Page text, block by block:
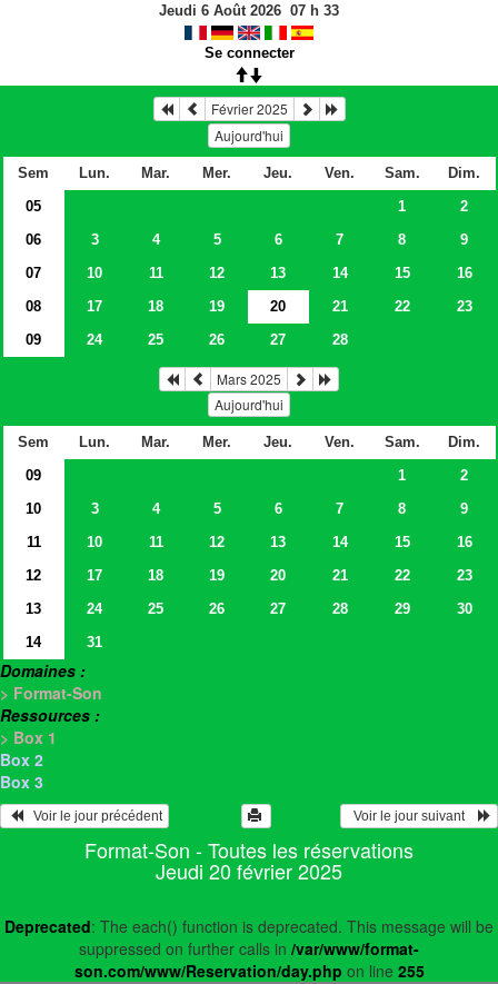
Jeudi 6 Août 2026 07 h 33
Se connecter
Février 2025
Aujourd'hui
Sem Lun. Mar. Mer. Jeu. Ven. Sam.
Dim.
05
1
2
06
3 4 5 6 7 8
9
07
10 11 12 13 14 15
16
08
17 18 19 20 21 22
23
09
24 25 26 27 28
Mars 2025
Aujourd'hui
Sem Lun. Mar. Mer. Jeu. Ven. Sam.
Dim.
09
1
2
10
3 4 5 6 7 8
9
11
10 11 12 13 14 15
16
12
17 18 19 20 21 22
23
13
24 25 26 27 28 29
30
14
31
Domaines :
> Format-Son
Ressources :
> Box 1
Box 2
Box 3
   Voir le jour précédent
  Voir le jour suivant
Format-Son - Toutes les réservations
Jeudi 20 février 2025
Deprecated: The each() function is deprecated. This message will be
suppressed on further calls in /var/www/format-
son.com/www/Reservation/day.php on line 255